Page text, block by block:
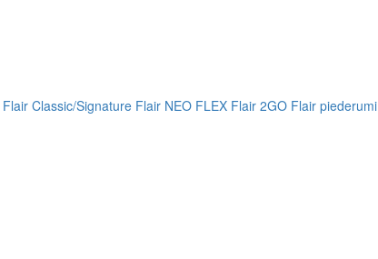
Flair Classic/Signature Flair NEO FLEX Flair 2GO Flair piederumi